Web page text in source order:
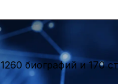
1260 биографийи170